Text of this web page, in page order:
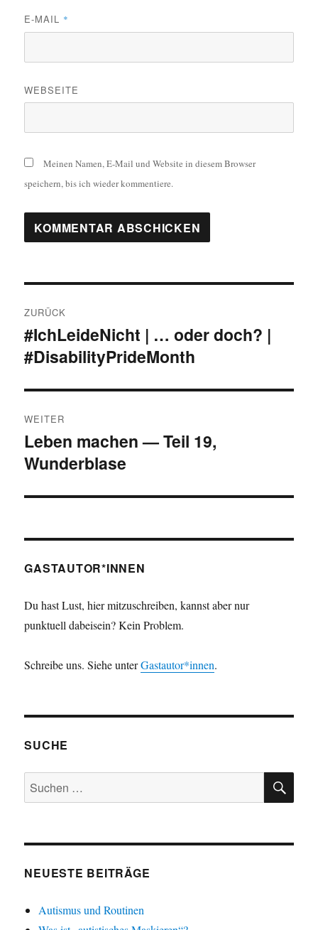
E-MAIL *
WEBSEITE
Meinen Namen, E-Mail und Website in diesem Browser
speichern, bis ich wieder kommentiere.
Navigation
ZURÜCK
Vorheriger
Beitrag:
#IchLeideNicht | … oder doch? |
#DisabilityPrideMonth
WEITER
Nächster
Beitrag:
Leben machen — Teil 19,
Wunderblase
GASTAUTOR*INNEN
Du hast Lust, hier mitzuschreiben, kannst aber nur
punktuell dabeisein? Kein Problem.
Schreibe uns. Siehe unterGastautor*innen.
SUCHE
Suchen
nach:
NEUESTE BEITRÄGE
Autismus und Routinen